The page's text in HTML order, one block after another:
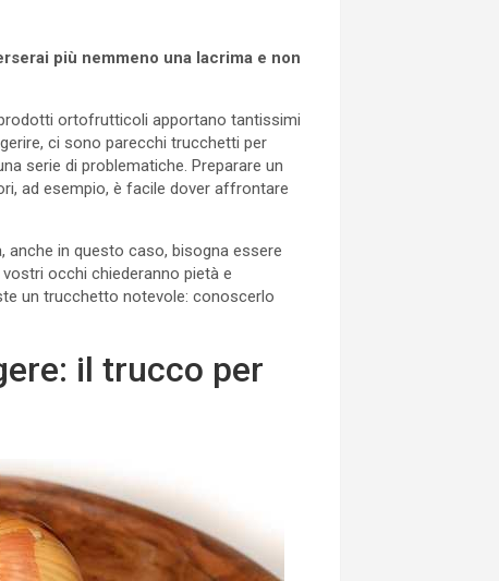
più nemmeno una lacrima e non
ortofrutticoli apportano tantissimi
ci sono parecchi trucchetti per
serie di problematiche. Preparare un
ad esempio, è facile dover affrontare
anche in questo caso, bisogna essere
occhi chiederanno pietà e
un trucchetto notevole: conoscerlo
il trucco per